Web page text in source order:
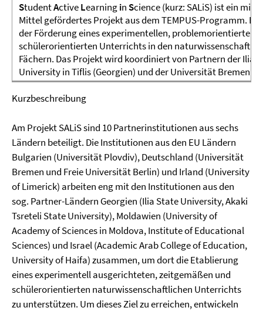
StudentActiveLearningin Science (kurz: SALiS) ist ein mit
Mittel gefördertes Projekt aus dem TEMPUS-Programm. Es
der Förderung eines experimentellen, problemorientierten
schülerorientierten Unterrichts in den
Fächern. Das Projekt wird koordiniert von Partnern der Ilia
University in Tiflis (Georgien) und der Universität Bremen.
Kurzbeschreibung
Am Projekt SALiS sind 10 Partnerinstitutionen aus sechs
Ländern beteiligt. Die Institutionen aus den EU Ländern
Bulgarien (Universität Plovdiv), Deutschland (Universität
Bremen und Freie Universität Berlin) und Irland (University
of Limerick) arbeiten eng mit den Institutionen aus den
sog. Partner-Ländern Georgien (Ilia State University, Akaki
Tsreteli State University), Moldawien (University of
Academy of Sciences in Moldova, Institute of Educational
Sciences) und Israel (Academic Arab College of Education,
University of Haifa) zusammen, um dort die Etablierung
eines experimentell ausgerichteten, zeitgemäßen und
schülerorientierten naturwissenschaftlichen Unterrichts
zu unterstützen. Um dieses Ziel zu erreichen, entwickeln